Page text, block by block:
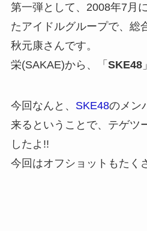
第一弾として、2008年7月
たアイドルグループで、総
秋元康さんです。
栄(SAKAE)から、「 SKE48
今回なんと、 SKE48のメン
来るということで、テゲツ
したよ!!
今回はオフショットもたく